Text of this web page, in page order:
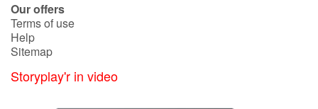
French book lists for children
Reading for children
Activities and workshops
Our offers
Terms of use
Help
Sitemap
Storyplay'r in video